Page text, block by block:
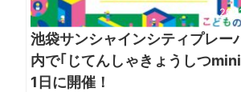
池袋サンシャインシティプレー
内で｢じてんしゃきょうしつmini
1日に開催！